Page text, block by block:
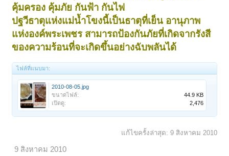
คุ้มครอง คุ้มภัย กันฟ้า กันไฟ
ปฐวีธาตุแห่งแม่น้ำโขงนี้เป็นธาตุที่เย็น อานุภาพ
แห่งองค์พระเพชร สามารถป้องกันภัยที่เกิดจากรังสี
ของความร้อนที่จะเกิดขึ้นอย่างฉับพลันได้
ไฟล์ที่แนบมา:
2010-08-05.jpg
ขนาดไฟล์:
44.9 KB
เปิดดู:
2,476
แก้ไขครั้งล่าสุด: 9 สิงหาคม 2010
9 สิงหาคม 2010